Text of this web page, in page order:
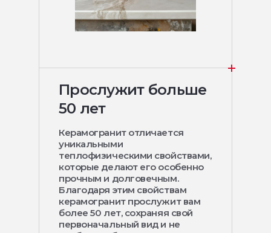
Прослужит больше
50 лет
Керамогранит отличается
уникальными
теплофизическими свойствами,
которые делают его особенно
прочным и долговечным.
Благодаря этим свойствам
керамогранит прослужит вам
более 50 лет, сохраняя свой
первоначальный вид и не